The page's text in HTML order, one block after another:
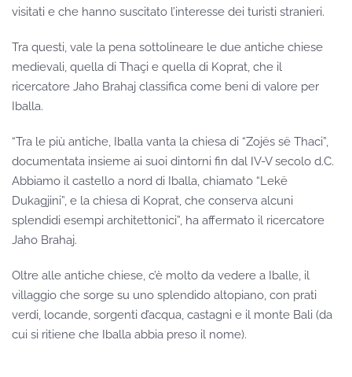
visitati e che hanno suscitato l’interesse dei turisti stranieri.
Tra questi, vale la pena sottolineare le due antiche chiese
medievali, quella di Thaçi e quella di Koprat, che il
ricercatore Jaho Brahaj classifica come beni di valore per
Iballa.
“Tra le più antiche, Iballa vanta la chiesa di “Zojës së Thaci”,
documentata insieme ai suoi dintorni fin dal IV-V secolo d.C.
Abbiamo il castello a nord di Iballa, chiamato “Lekë
Dukagjini”, e la chiesa di Koprat, che conserva alcuni
splendidi esempi architettonici”, ha affermato il ricercatore
Jaho Brahaj.
Oltre alle antiche chiese, c’è molto da vedere a Iballe, il
villaggio che sorge su uno splendido altopiano, con prati
verdi, locande, sorgenti d’acqua, castagni e il monte Bali (da
cui si ritiene che Iballa abbia preso il nome).